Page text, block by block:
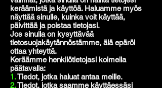
keräämistä ja käyttöä. Haluamme myös
näyttää sinulle, kuinka voit käyttää,
päivittää ja poistaa tietojasi.
Jos sinulla on kysyttävää
tietosuojakäytännöstämme, älä epäröi
ottaa yhteyttä.
Keräämme henkilötietojasi kolmella
päätavalla:
1.Tiedot, jotka haluat antaa meille.
2.Tiedot, jotka saamme käyttäessäsi